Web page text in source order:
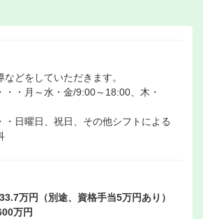
どをしていただきます。
・・月～水・金/9:00～18:00、木・
・日曜日、祝日、その他シフトによる
万円（別途、資格手当5万円あり）
万円